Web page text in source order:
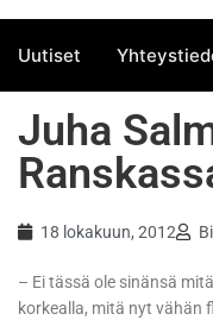
Uutiset
Juha
18 lokakuun, 2012
– Ei tässä ole sinänsä
korkealla, mitä nyt vähän